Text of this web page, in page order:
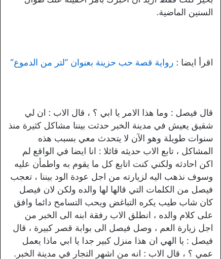
السنين الماضية.
اقرأ ايضا : رواية قصة حب حزينة بعنوان “لتر من الدموع”
قال فيصل : وما هذا الامر يا ابي ؟ ، قال الاب : ان لي
شقيق يعيش في مدينة الخبر حدثت بيننا مشاكل كثيرة منذ
سنوات طويلة وهو الآن لا يتحدث معي بسبب هذه
المشاكل ، تابع الاب حديثه قائلا : انا ايضا في الواقع لم
اكن احادثه ولكني كنت اتابع كل ما يقوم به واطمأن عليه
وسوف نذهب اليه لزيارته من اجل عودة الود بيننا ، تعجب
فيصل من الكلمات التي قالها لها والده ولكن لان فيصل
كان شاب طيب يكره التباغض ويحب التسامح دائما وافق
على كلام والده ، انطلق الاب رفقة ابنه الى الخبر من
اجل زيارة العم ، وصل فيصل الى بوابة قصر كبيرة ، قال
فيصل : يا الهي ان هذا منزل كبير جدا يا ابي ماذا يعمل
عمي ؟ ، قال الاب : انه من اشهر التجار في مدينة الخبر.